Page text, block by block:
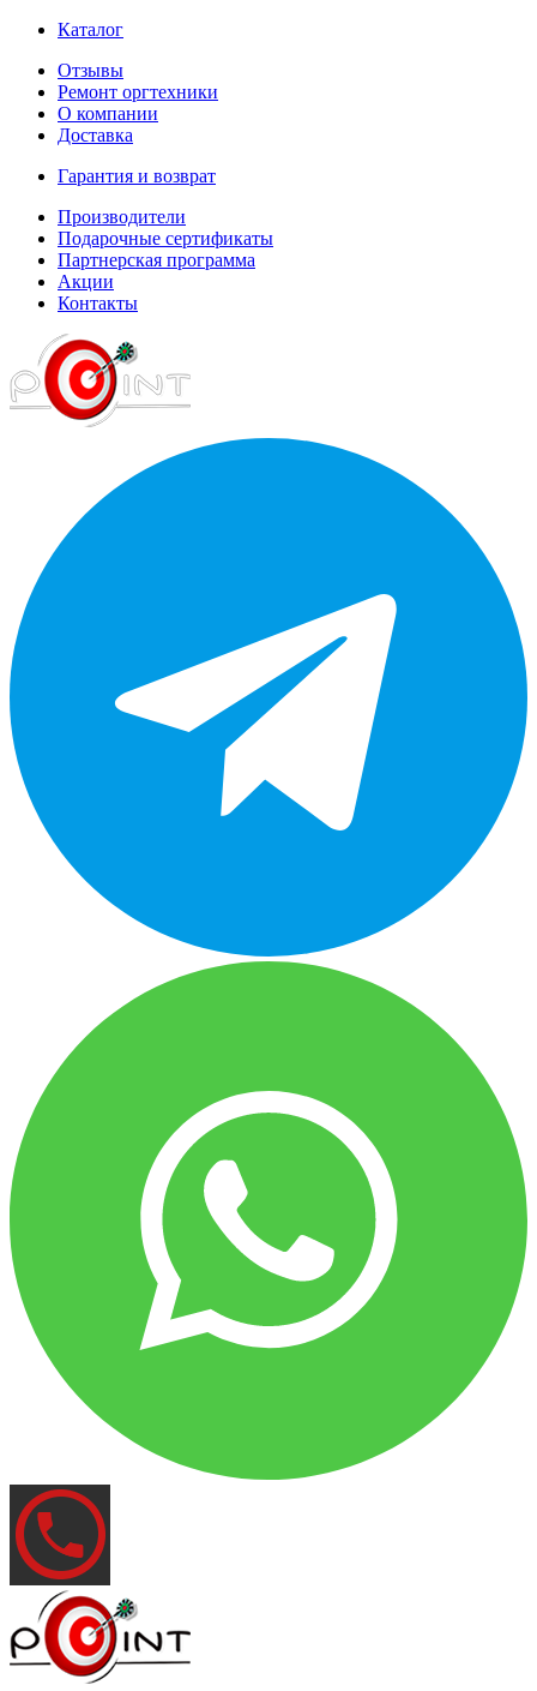
Каталог
Отзывы
Ремонт оргтехники
О компании
Доставка
Гарантия и возврат
Производители
Подарочные сертификаты
Партнерская программа
Акции
Контакты